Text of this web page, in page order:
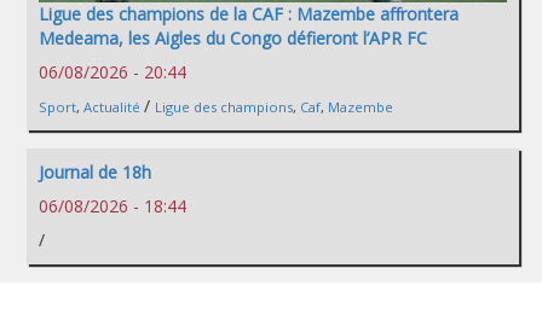
Ligue des champions de la CAF : Mazembe affrontera
Medeama, les Aigles du Congo défieront l’APR FC
06/08/2026 - 20:44
Sport, Actualité / Ligue des champions, Caf, Mazembe
Journal de 18h
06/08/2026 - 18:44
/